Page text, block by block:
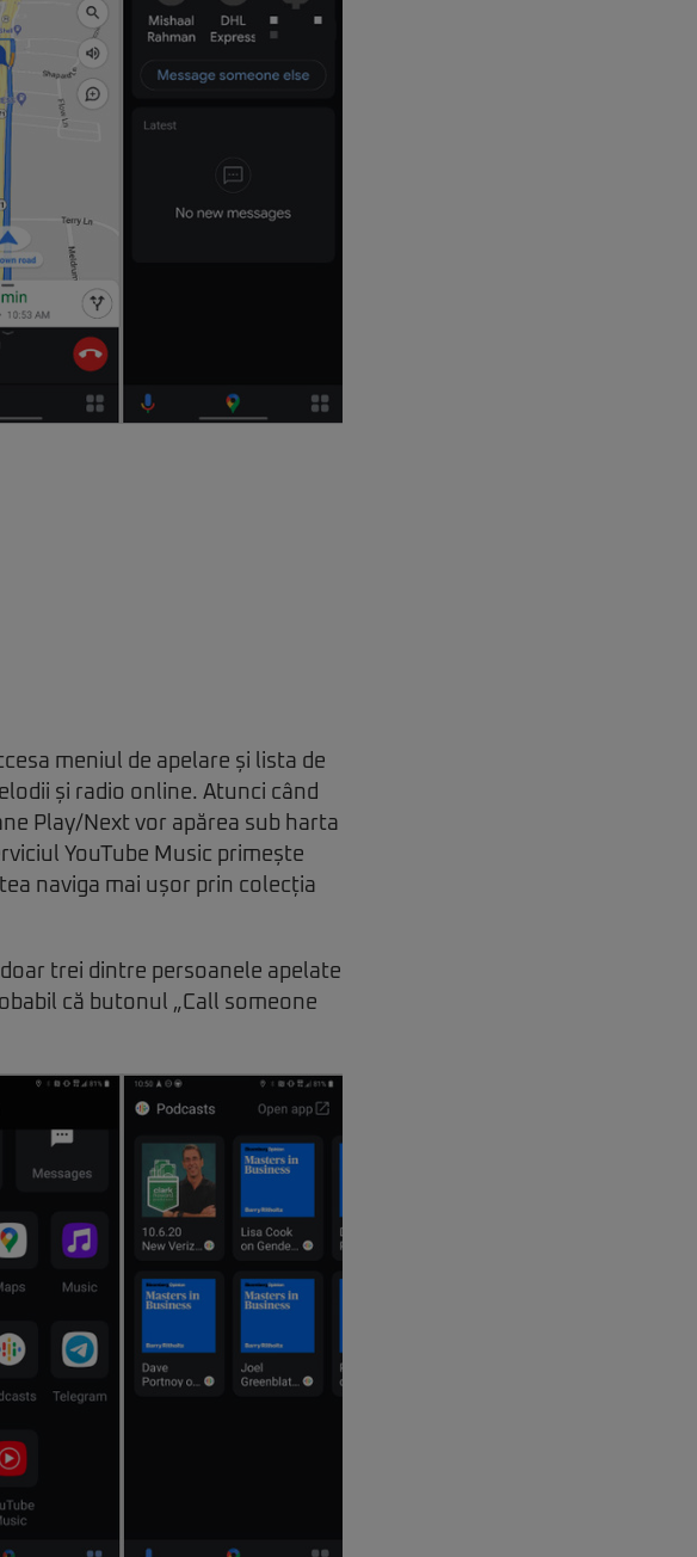
meniul de apelare și lista de
și radio online. Atunci când
Play/Next vor apărea sub harta
YouTube Music primește
naviga mai ușor prin colecția
trei dintre persoanele apelate
că butonul „Call someone